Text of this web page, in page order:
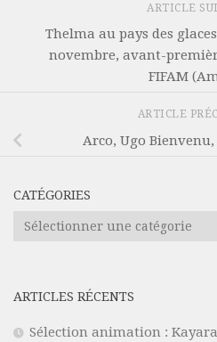
ARTICLE
Thelma au pays des
novembre, avant-
FIFAM
ARTICLE
Arco, Ugo Bienvenu,
CATÉGORIES
Catégories
ARTICLES RÉCENTS
Sélection animation :